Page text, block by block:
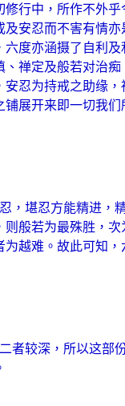
行中，所作不外
安忍而不害有情
度亦涵摄了自利
禅定及般若对治
忍为持戒之助缘
展开来即一切我们
，堪忍方能精进，
般若为最殊胜，
越难。故此可知，
者较深，所以这部